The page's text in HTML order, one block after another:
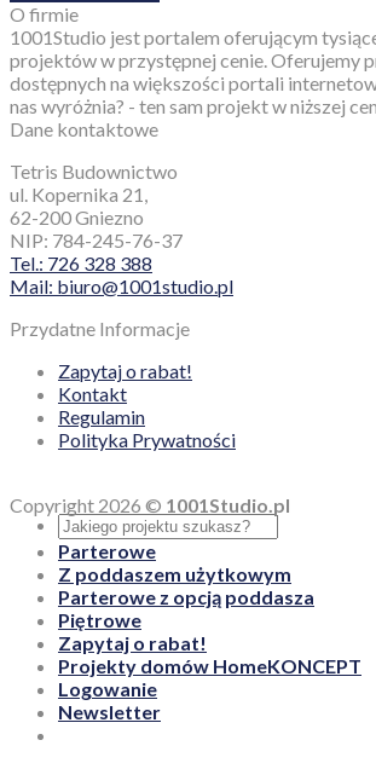
O firmie
1001Studio jest portalem oferującym
projektów w przystępnej cenie. Oferujemy
dostępnych na większości portali
nas wyróżnia? - ten sam projekt w niższej
Dane kontaktowe
Tetris Budownictwo
ul. Kopernika 21,
62-200 Gniezno
NIP: 784-245-76-37
Tel.: 726 328 388
Mail: biuro@1001studio.pl
Przydatne Informacje
Zapytaj o rabat!
Kontakt
Regulamin
Polityka Prywatności
Copyright 2026 © 1001Studio.pl
Parterowe
Z poddaszem użytkowym
Parterowe z opcją poddasza
Piętrowe
Zapytaj o rabat!
Projekty domów HomeKONCEPT
Logowanie
Newsletter